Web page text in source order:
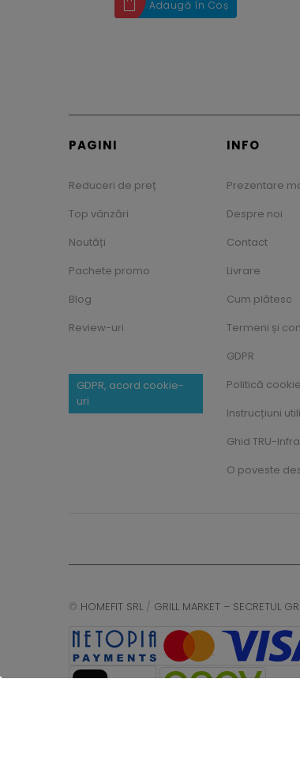
Adaugă în Coș
PAGINI
Reduceri de preț
Top vânzări
Noutăți
Pachete promo
Blog
Review-uri
GDPR, acord cookie-
uri
INFO
Prezentare
Despre noi
Contact
Livrare
Cum plătesc
Termeni și
GDPR
Politică
Instrucțiuni
Ghid TRU-
O poveste
© HOMEFIT SRL / GRILL MARKET – SECRETUL